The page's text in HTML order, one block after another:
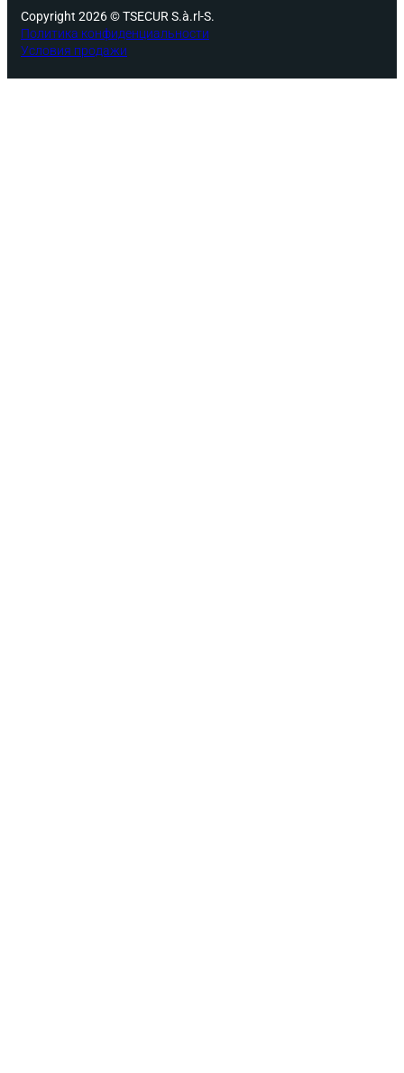
Copyright 2026 © TSECUR S.à.rl-S.
Политика конфиденциальности
Условия продажи